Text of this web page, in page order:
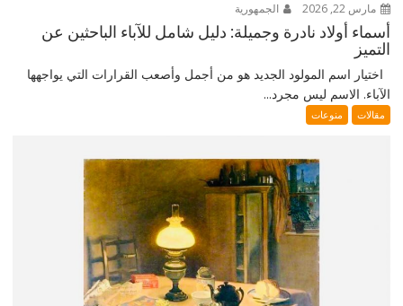
مارس 22, 2026 الجمهورية
أسماء أولاد نادرة وجميلة: دليل شامل للآباء الباحثين عن
التميز
اختيار اسم المولود الجديد هو من أجمل وأصعب القرارات التي يواجهها
الآباء. الاسم ليس مجرد...
مقالات منوعات